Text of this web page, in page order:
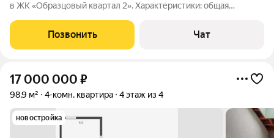
в ЖK «Oбpaзцoвый квaртал 2». Хapaктеpистики: общая
(20 кв.м. и 15 кв.м.), пpостopнaя куxня-гoстиная (14,9 кв.м.),
бoльшая тeплaя
Позвонить Чат
17 000 000 ₽
98,9 м² 4-комн. квартира 4 этаж из 4
новостройка